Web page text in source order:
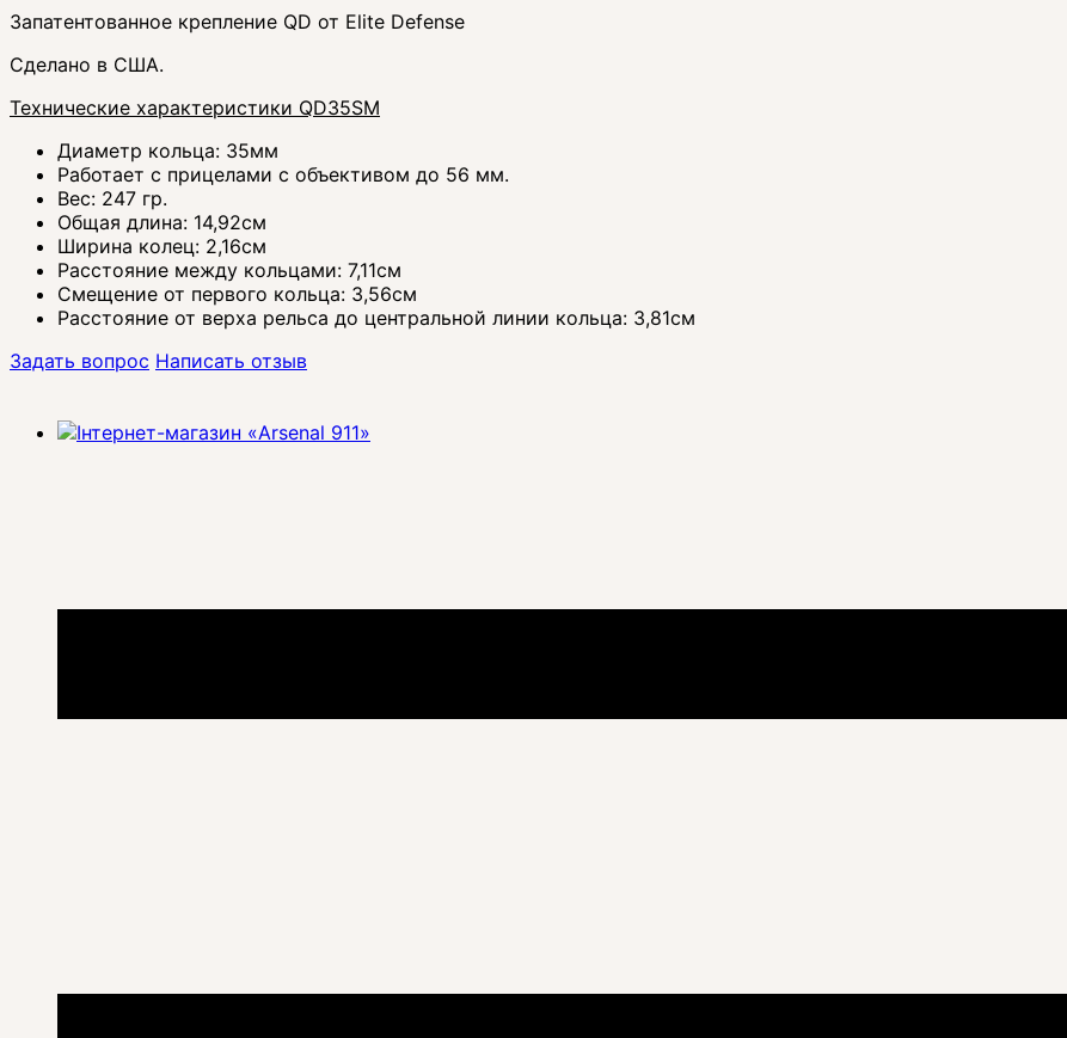
Запатентованное крепление QD от Elite Defense
Сделано в США.
Технические характеристики QD35SM
Диаметр кольца: 35мм
Работает с прицелами с объективом до 56 мм.
Вес: 247 гр.
Общая длина: 14,92см
Ширина колец: 2,16см
Расстояние между кольцами: 7,11см
Смещение от первого кольца: 3,56см
Расстояние от верха рельса до центральной линии кольца: 3,81см
Задать вопрос Написать отзыв